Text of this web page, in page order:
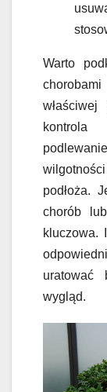
Warto
podłoża.
chorób
kluczowa.
uratować
wygląd.